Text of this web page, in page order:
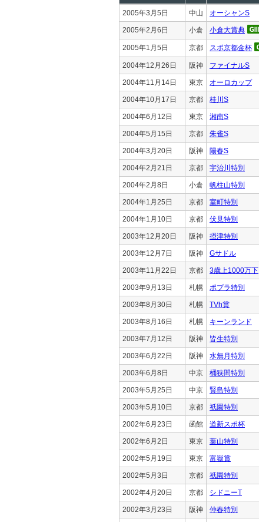
2005年3月5日 中山 オーシャンS
2005年2月6日 小倉 小倉大賞典
2005年1月5日 京都 スポ京都金杯
2004年12月26日 阪神 ファイナルS
2004年11月14日 東京 オーロカップ
2004年10月17日 京都 桂川S
2004年6月12日 東京 湘南S
2004年5月15日 京都 朱雀S
2004年3月20日 阪神 陽春S
2004年2月21日 京都 宇治川特別
2004年2月8日 小倉 帆柱山特別
2004年1月25日 京都 室町特別
2004年1月10日 京都 伏見特別
2003年12月20日 阪神 摂津特別
2003年12月7日 阪神 Gサドル
2003年11月22日 京都 3歳上1000万下
2003年9月13日 札幌 ポプラ特別
2003年8月30日 札幌 TVh賞
2003年8月16日 札幌 キーンランド
2003年7月12日 阪神 皆生特別
2003年6月22日 阪神 水無月特別
2003年6月8日 中京 桶狭間特別
2003年5月25日 中京 賢島特別
2003年5月10日 京都 祇園特別
2002年6月23日 函館 道新スポ杯
2002年6月2日 東京 葉山特別
2002年5月19日 東京 富嶽賞
2002年5月3日 京都 祇園特別
2002年4月20日 京都 シドニーT
2002年3月23日 阪神 仲春特別